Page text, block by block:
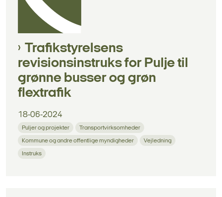
Trafikstyrelsens
revisionsinstruks for Pulje til
grønne busser og grøn
flextrafik
18-06-2024
Puljer og projekter Transportvirksomheder
Kommune og andre offentlige myndigheder Vejledning
Instruks